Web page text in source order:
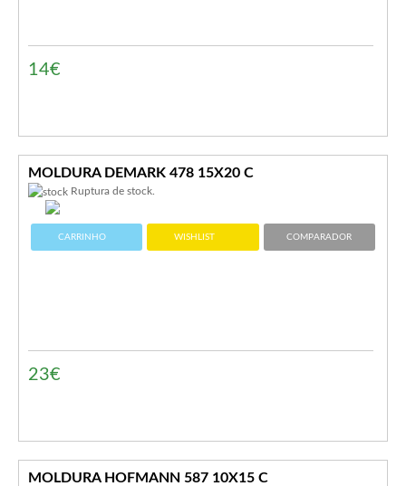
14€
MOLDURA DEMARK 478 15X20 C
Ruptura de stock.
CARRINHO WISHLIST COMPARADOR
23€
MOLDURA HOFMANN 587 10X15 C